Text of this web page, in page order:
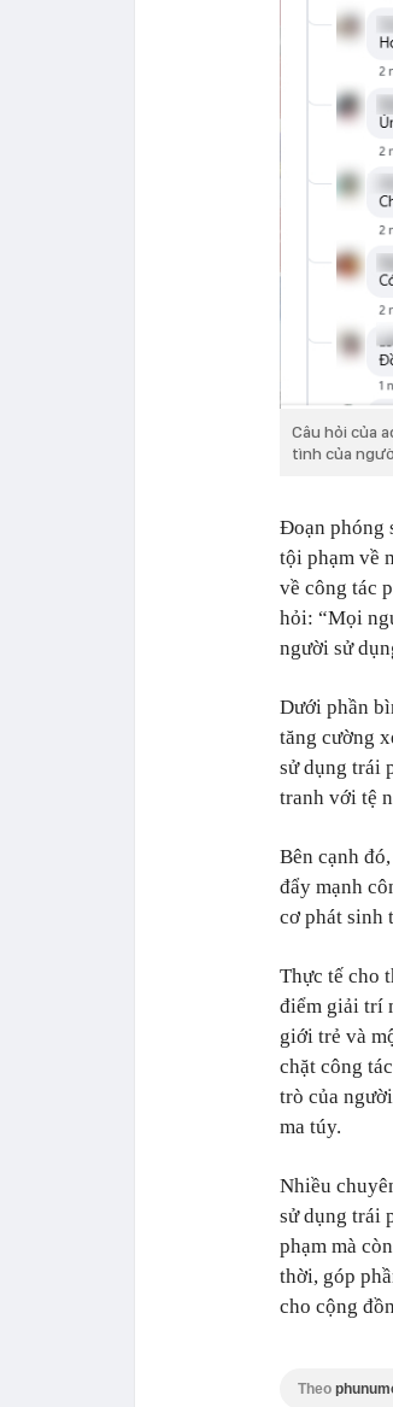
Câu hỏi của
tình của
Đoạn phóng
tội phạm về
về công tác
hỏi: “Mọi
người sử
Dưới phần
tăng cường
sử dụng trái
tranh với tệ
Bên cạnh
đẩy mạnh
cơ phát sinh
Thực tế cho
điểm giải trí
giới trẻ và
chặt công
trò của
ma túy.
Nhiều
sử dụng trái
phạm mà
thời, góp
cho cộng
Theo